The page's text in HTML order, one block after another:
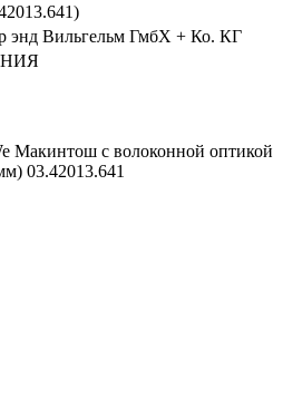
энд Вильгельм ГмбХ + Ко. КГ
Макинтош с волоконной оптикой
03.42013.641